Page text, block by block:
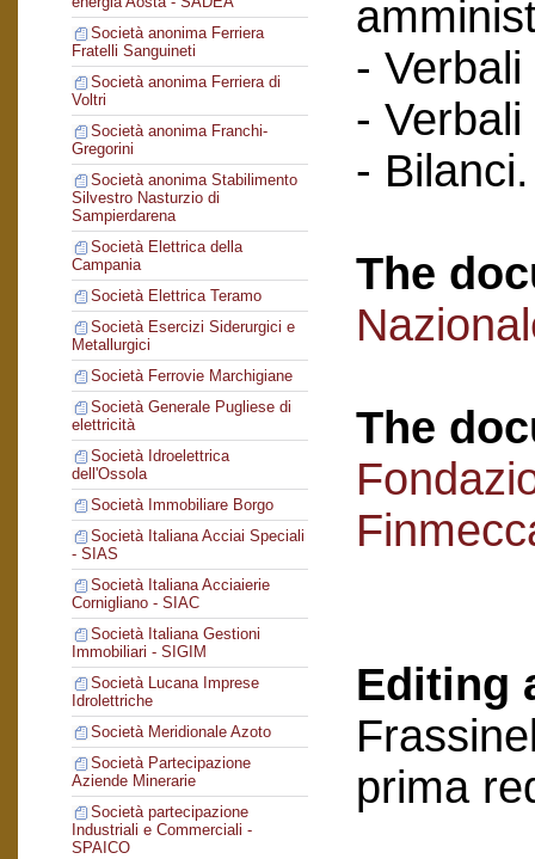
Società anonima Ferriera
Fratelli Sanguineti
Società anonima Ferriera di
Voltri
Società anonima Franchi-
Gregorini
Società anonima Stabilimento
Silvestro Nasturzio di
Sampierdarena
Società Elettrica della
Campania
Società Elettrica Teramo
Società Esercizi Siderurgici e
Metallurgici
Società Ferrovie Marchigiane
Società Generale Pugliese di
elettricità
Società Idroelettrica
dell'Ossola
Società Immobiliare Borgo
Società Italiana Acciai Speciali
- SIAS
Società Italiana Acciaierie
Cornigliano - SIAC
Società Italiana Gestioni
Immobiliari - SIGIM
Società Lucana Imprese
Idrolettriche
Società Meridionale Azoto
Società Partecipazione
Aziende Minerarie
Società partecipazione
Industriali e Commerciali -
SPAICO
-
-
- Bilanci.
The
The
Editing
prima